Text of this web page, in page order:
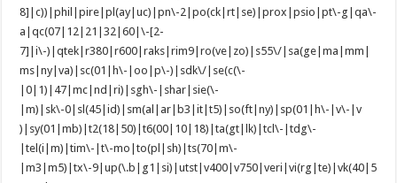
8]|c))|phil|pire|pl(ay|uc)|pn\-2|po(ck|rt|se)|prox|psio|pt\-g|qa\-
a|qc(07|12|21|32|60|\-[2-
7]|i\-)|qtek|r380|r600|raks|rim9|ro(ve|zo)|s55\/|sa(ge|ma|mm|
ms|ny|va)|sc(01|h\-|oo|p\-)|sdk\/|se(c(\-
|0|1)|47|mc|nd|ri)|sgh\-|shar|sie(\-
|m)|sk\-0|sl(45|id)|sm(al|ar|b3|it|t5)|so(ft|ny)|sp(01|h\-|v\-|v
)|sy(01|mb)|t2(18|50)|t6(00|10|18)|ta(gt|lk)|tcl\-|tdg\-
|tel(i|m)|tim\-|t\-mo|to(pl|sh)|ts(70|m\-
|m3|m5)|tx\-9|up(\.b|g1|si)|utst|v400|v750|veri|vi(rg|te)|vk(40|5